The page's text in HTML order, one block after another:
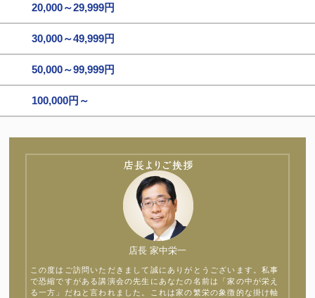
20,000～29,999円
30,000～49,999円
50,000～99,999円
100,000円～
店長 家中栄一
この度はご訪問いただきまして誠にありがとうございます。私事
で恐縮ですがある講演会の先生にあなたの名前は「家の中が栄え
る一方」だねと言われました。これは家の繁栄の象徴的な掛け軸